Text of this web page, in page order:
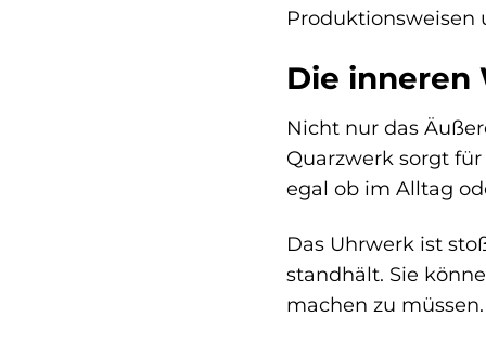
Produktionsweisen
Die inneren
Nicht nur das
Quarzwerk sorgt
egal ob im Alltag
Das Uhrwerk ist
standhält. Sie
machen zu müssen.